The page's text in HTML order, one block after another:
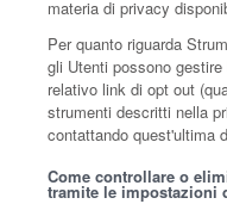
materia di privacy
Per quanto riguarda
gli Utenti possono
relativo link di opt out
strumenti descritti nella
contattando quest'ultima
Come controllare o
tramite le impostazioni